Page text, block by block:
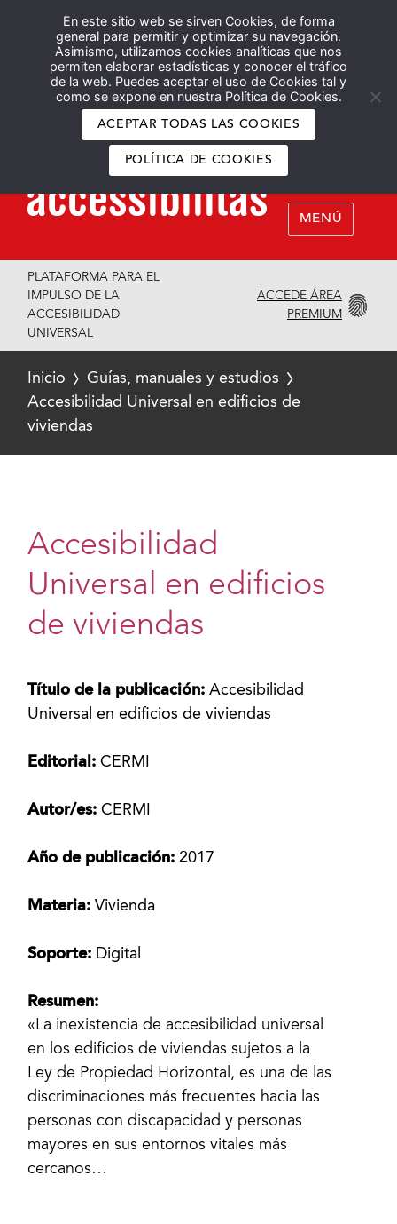
En este sitio web se sirven Cookies, de forma
general para permitir y optimizar su navegación.
Asimismo, utilizamos cookies analíticas que nos
permiten elaborar estadísticas y conocer el tráfico
de la web. Puedes aceptar el uso de Cookies tal y
como se expone en nuestra Política de Cookies.
ACEPTAR TODAS LAS COOKIES
POLÍTICA DE COOKIES
Español English
MENÚ
PLATAFORMA PARA EL
IMPULSO DE LA
ACCESIBILIDAD
UNIVERSAL
ACCEDE ÁREA
PREMIUM
Inicio
Guías, manuales y estudios
Accesibilidad Universal en edificios de
viviendas
Accesibilidad
Universal en edificios
de viviendas
Título de la publicación:Accesibilidad
Universal en edificios de viviendas
Editorial:CERMI
Autor/es:CERMI
Año de publicación: 2017
Materia:Vivienda
Soporte: Digital
Resumen:
«La inexistencia de accesibilidad universal
en los edificios de viviendas sujetos a la
Ley de Propiedad Horizontal, es una de las
discriminaciones más frecuentes hacia las
personas con discapacidad y personas
mayores en sus entornos vitales más
cercanos…